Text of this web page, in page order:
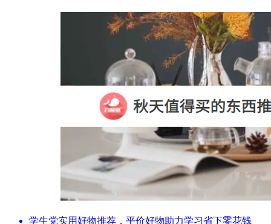
学生党实用好物推荐，平价好物助力学习省下零花钱